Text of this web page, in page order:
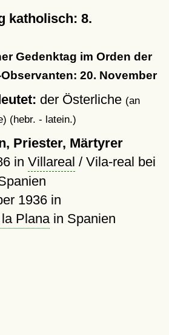
katholisch: 8.
Gedenktag im Orden der
20. November
der Österliche (an
(hebr. - latein.)
Priester, Märtyrer
in Villareal / Vila-real bei
1936in
Planain Spanien